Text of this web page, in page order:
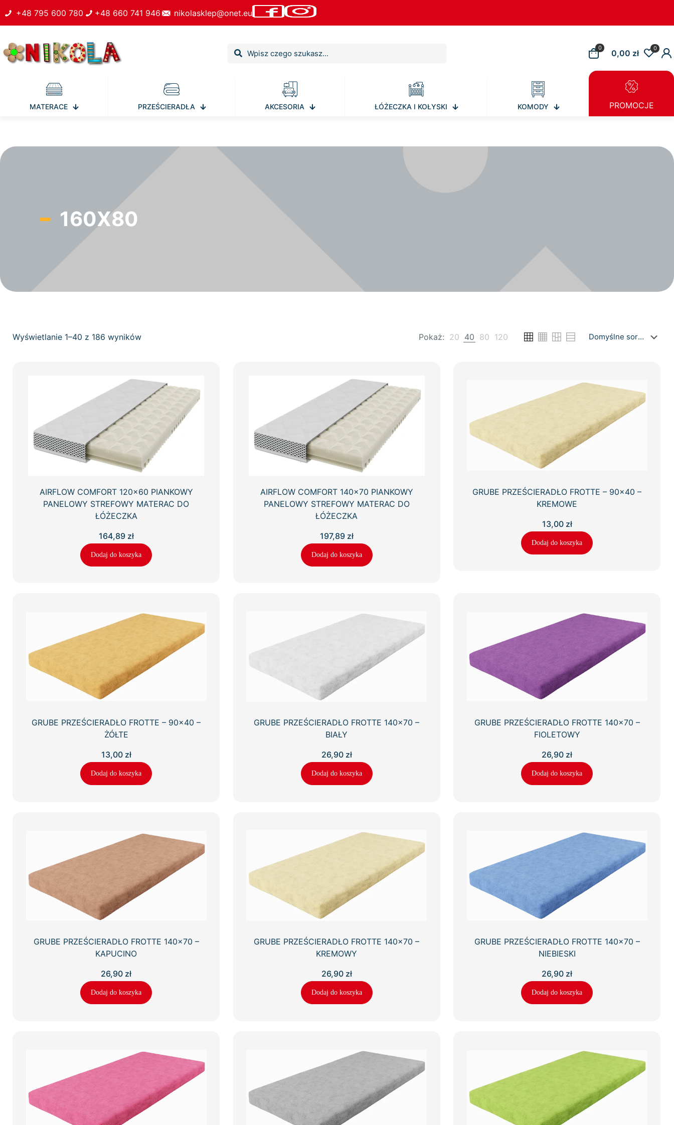
+48 795 600 780 +48 660 741 946 nikolasklep@onet.eu
0
0,00 zł
0
MATERACE PRZEŚCIERADŁA AKCESORIA ŁÓŻECZKA I KOŁYSKI KOMODY PROMOCJE
160X80
Wyświetlanie 1–40 z 186 wyników Pokaż: 20 40 80 120
AIRFLOW COMFORT 120×60 PIANKOWY
PANELOWY STREFOWY MATERAC DO
ŁÓŻECZKA
164,89 zł
Dodaj do koszyka
AIRFLOW COMFORT 140×70 PIANKOWY
PANELOWY STREFOWY MATERAC DO
ŁÓŻECZKA
197,89 zł
Dodaj do koszyka
GRUBE PRZEŚCIERADŁO FROTTE – 90×40 –
KREMOWE
13,00 zł
Dodaj do koszyka
GRUBE PRZEŚCIERADŁO FROTTE – 90×40 –
ŻÓŁTE
13,00 zł
Dodaj do koszyka
GRUBE PRZEŚCIERADŁO FROTTE 140×70 –
BIAŁY
26,90 zł
Dodaj do koszyka
GRUBE PRZEŚCIERADŁO FROTTE 140×70 –
FIOLETOWY
26,90 zł
Dodaj do koszyka
GRUBE PRZEŚCIERADŁO FROTTE 140×70 –
KAPUCINO
26,90 zł
Dodaj do koszyka
GRUBE PRZEŚCIERADŁO FROTTE 140×70 –
KREMOWY
26,90 zł
Dodaj do koszyka
GRUBE PRZEŚCIERADŁO FROTTE 140×70 –
NIEBIESKI
26,90 zł
Dodaj do koszyka